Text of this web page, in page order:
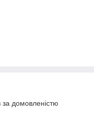
домовленістю